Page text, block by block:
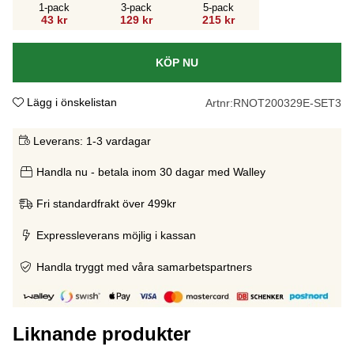
1-pack
43 kr
3-pack
129 kr
5-pack
215 kr
KÖP NU
Lägg i önskelistan Artnr:RNOT200329E-SET3
Leverans: 1-3 vardagar
Handla nu - betala inom 30 dagar med Walley
Fri standardfrakt över 499kr
Expressleverans möjlig i kassan
Handla tryggt med våra samarbetspartners
Liknande produkter